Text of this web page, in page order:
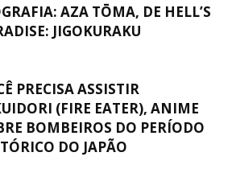
AZA TŌMA, DE HELL’S
JIGOKURAKU
PRECISA ASSISTIR
(FIRE EATER), ANIME
BOMBEIROS DO PERÍODO
DO JAPÃO